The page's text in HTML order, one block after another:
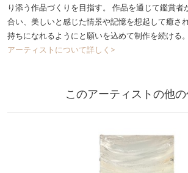
り添う作品づくりを目指す。 作品を通じて鑑賞者
合い、美しいと感じた情景や記憶を想起して癒さ
持ちになれるようにと願いを込めて制作を続ける。
アーティストについて詳しく>
このアーティストの他